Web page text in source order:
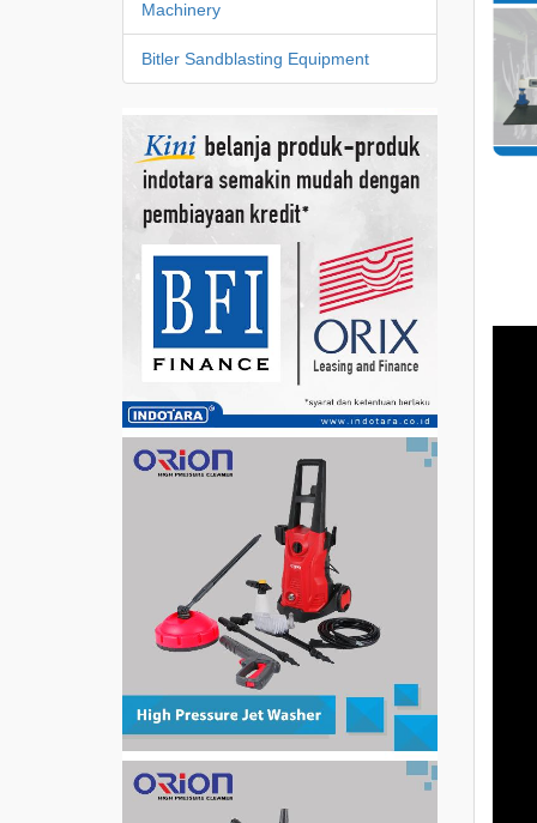
Machinery
Bitler Sandblasting Equipment